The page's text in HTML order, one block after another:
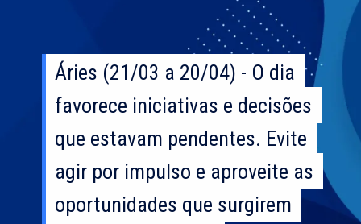
Áries (21/03 a 20/04) - O dia
favorece iniciativas e decisões
que estavam pendentes. Evite
agir por impulso e aproveite as
oportunidades que surgirem
Áries (21/03 a 20/04) - O dia
favorece iniciativas e decisões
que estavam pendentes. Evite
agir por impulso e aproveite as
oportunidades que surgirem